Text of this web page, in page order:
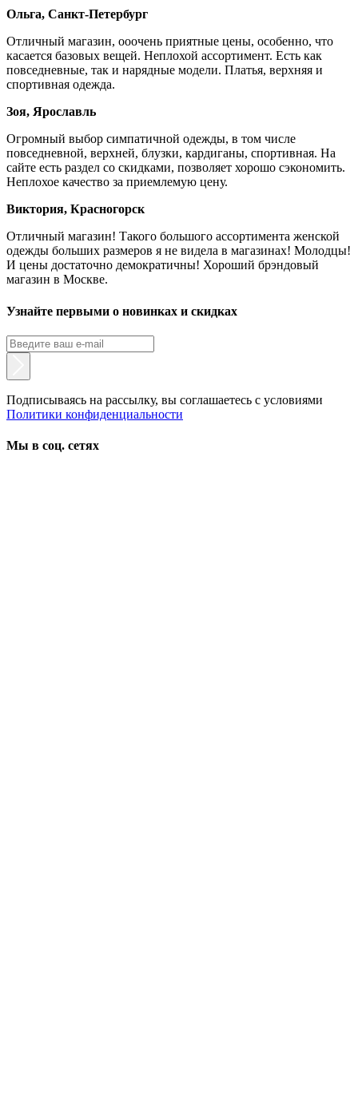
Ольга, Санкт-Петербург
Отличный магазин, ооочень приятные цены, особенно, что
касается базовых вещей. Неплохой ассортимент. Есть как
повседневные, так и нарядные модели. Платья, верхняя и
спортивная одежда.
Зоя, Ярославль
Огромный выбор симпатичной одежды, в том числе
повседневной, верхней, блузки, кардиганы, спортивная. На
сайте есть раздел со скидками, позволяет хорошо сэкономить.
Неплохое качество за приемлемую цену.
Виктория, Красногорск
Отличный магазин! Такого большого ассортимента женской
одежды больших размеров я не видела в магазинах! Молодцы!
И цены достаточно демократичны! Хороший брэндовый
магазин в Москве.
Узнайте первыми о новинках и скидках
Подписываясь на рассылку, вы соглашаетесь с условиями
Политики конфиденциальности
Мы в соц. сетях